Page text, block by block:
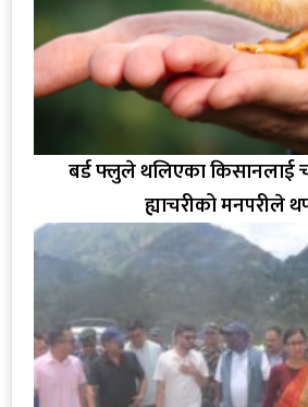
बर्ड फ्लुले थलिएका किसानलाई
ह्याचरीको मनपरीले